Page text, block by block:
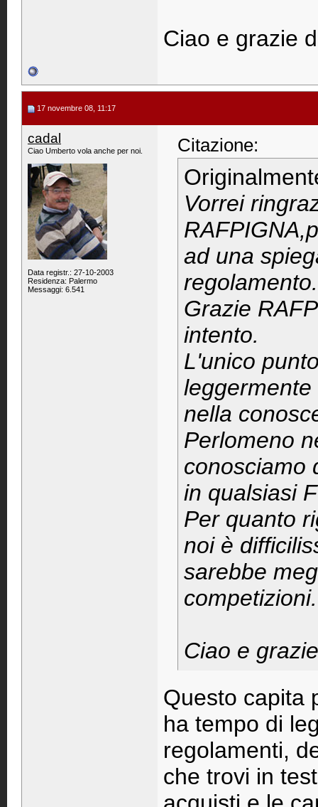
Ciao e grazie
17 novembre 08, 11:17
cadal
Ciao Umberto vola anche per noi.
Data registr.: 27-10-2003
Residenza: Palermo
Messaggi: 6.541
Citazione:
Vorrei
ad una
regolamento.
Grazie
intento.
L'unico
nella
Perlomeno
conosciamo
in qualsiasi
Per quanto
noi è
sarebbe
competizioni.
Ciao e
Questo capita
ha tempo di
regolamenti,
che trovi in